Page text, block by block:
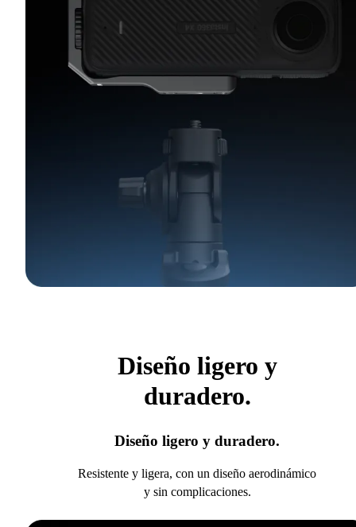
Diseño ligero y
duradero.
Diseño ligero y duradero.
Resistente y ligera, con un diseño aerodinámico
y sin complicaciones.